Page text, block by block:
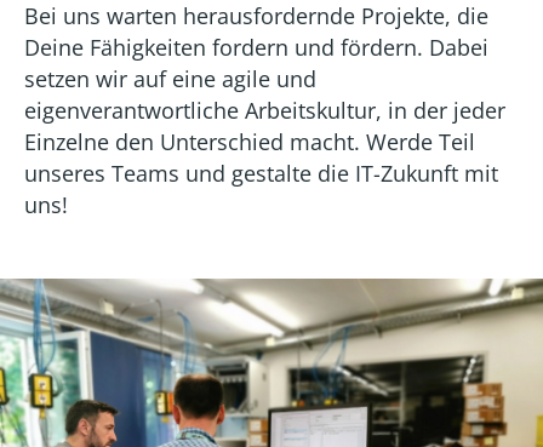
Bei uns warten herausfordernde Projekte, die
Deine Fähigkeiten fordern und fördern. Dabei
setzen wir auf eine agile und
eigenverantwortliche Arbeitskultur, in der jeder
Einzelne den Unterschied macht. Werde Teil
unseres Teams und gestalte die IT-Zukunft mit
uns!